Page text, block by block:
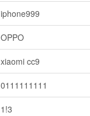
iphone999
OPPO
xiaomi cc9
0111111111
1!3